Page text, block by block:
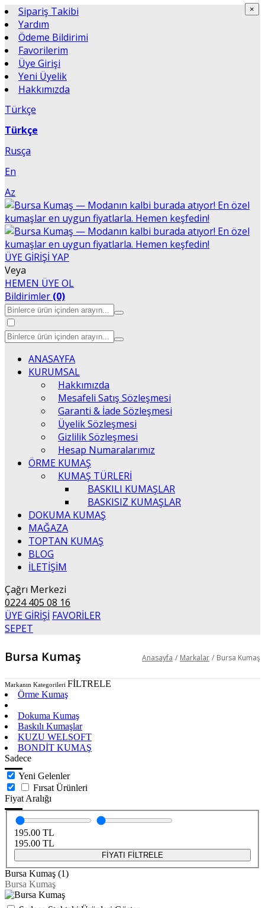
Sipariş Takibi
Yardım
Ödeme Bildirimi
Favorilerim
Üye Girişi
Yeni Üyelik
Hakkımızda
Türkçe
Türkçe
Rusça
En
Az
ÜYE GİRİŞİ YAP
Veya
HEMEN ÜYE OL
Bildirimler (0)
ANASAYFA
KURUMSAL
Hakkımızda
Mesafeli Satış Sözleşmesi
Garanti & İade Sözleşmesi
Üyelik Sözleşmesi
Gizlilik Sözleşmesi
Hesap Numaralarımız
ÖRME KUMAŞ
KUMAŞ TÜRLERİ
BASKILI KUMAŞLAR
BASKISIZ KUMAŞLAR
DOKUMA KUMAŞ
MAĞAZA
TOPTAN KUMAŞ
BLOG
İLETİŞİM
Çağrı Merkezi
0224 405 08 16
ÜYE GİRİŞİ FAVORİLER
SEPET
Bursa Kumaş Anasayfa / Markalar / Bursa Kumaş
Markanın Kategorileri FİLTRELE
Örme Kumaş
Dokuma Kumaş
Baskılı Kumaşlar
KUZU WELSOFT
BONDİT KUMAŞ
Sadece
Yeni Gelenler
Fırsat Ürünleri
Fiyat Aralığı
195.00 TL
195.00 TL
FİYATI FİLTRELE
Bursa Kumaş (1)
Bursa Kumaş
×
×